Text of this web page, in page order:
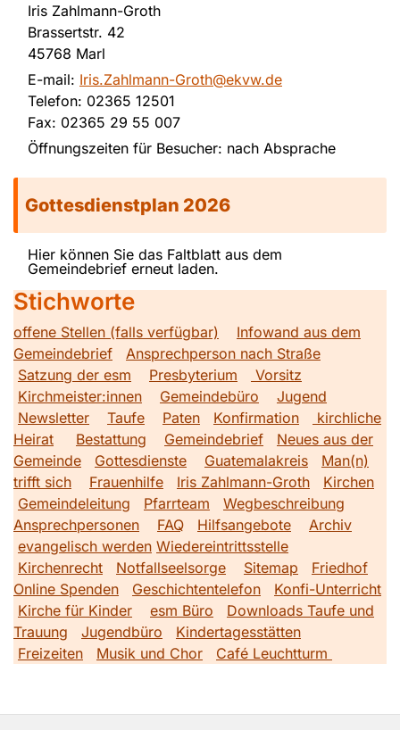
Iris Zahlmann-Groth
Brassertstr. 42
45768 Marl
E-mail: Iris.Zahlmann-Groth@ekvw.de
Telefon: 02365 12501
Fax: 02365 29 55 007
Öffnungszeiten für Besucher: nach Absprache
Gottesdienstplan 2026
Hier können Sie das Faltblatt aus dem
Gemeindebrief erneut laden.
Stichworte
offene Stellen (falls verfügbar)
Infowand aus dem
Gemeindebrief
Ansprechperson nach Straße
Satzung der esm
Presbyterium
Vorsitz
Kirchmeister:innen
Gemeindebüro
Jugend
Newsletter
Taufe Paten Konfirmation
kirchliche
Heirat
Bestattung Gemeindebrief
Neues aus der
Gemeinde
Gottesdienste Guatemalakreis
Man(n)
trifft sich
Frauenhilfe Iris Zahlmann-Groth
Kirchen
Gemeindeleitung
Pfarrteam
Wegbeschreibung
Ansprechpersonen
FAQ Hilfsangebote
Archiv
evangelisch werden Wiedereintrittsstelle
Kirchenrecht
Notfallseelsorge Sitemap
Friedhof
Online Spenden
Geschichtentelefon
Konfi-Unterricht
Kirche für Kinder
esm Büro
Downloads Taufe und
Trauung
Jugendbüro
Kindertagesstätten
Freizeiten
Musik und Chor Café Leuchtturm